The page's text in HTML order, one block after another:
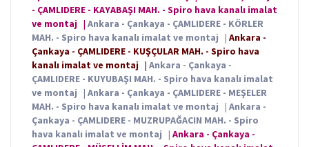
- ÇAMLIDERE - KAYABAŞI MAH. - Spiro hava kanalı imalat
ve montaj | Ankara - Çankaya - ÇAMLIDERE - KÖRLER
MAH. - Spiro hava kanalı imalat ve montaj | Ankara -
Çankaya - ÇAMLIDERE - KUŞÇULAR MAH. - Spiro hava
kanalı imalat ve montaj | Ankara - Çankaya -
ÇAMLIDERE - KUYUBAŞI MAH. - Spiro hava kanalı imalat
ve montaj | Ankara - Çankaya - ÇAMLIDERE - MEŞELER
MAH. - Spiro hava kanalı imalat ve montaj | Ankara -
Çankaya - ÇAMLIDERE - MUZRUPAĞACIN MAH. - Spiro
hava kanalı imalat ve montaj | Ankara - Çankaya -